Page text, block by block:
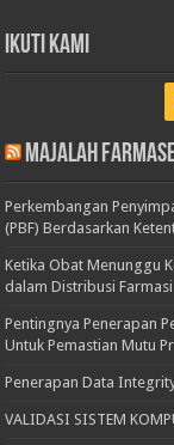
Ikuti Kami
Majalah
Perkembangan
(PBF) Berdasarkan
Ketika Obat Menunggu
dalam Distribusi Farmasi
Pentingnya Penerapan
Untuk Pemastian Mutu
Penerapan Data
VALIDASI SISTEM